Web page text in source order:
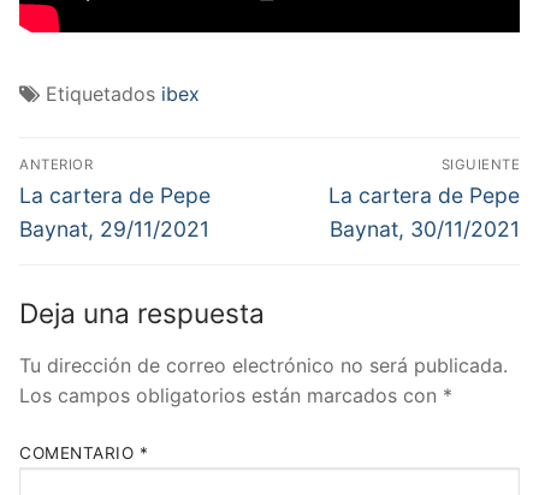
Etiquetados ibex
Navegación
de
entradas
ANTERIOR
Entrada
anterior:
La cartera de Pepe
Baynat, 29/11/2021
SIGUIENTE
Entrada
siguiente:
La cartera de Pepe
Baynat, 30/11/2021
Deja una respuesta
Tu dirección de correo electrónico no será publicada.
Los campos obligatorios están marcados con *
COMENTARIO *